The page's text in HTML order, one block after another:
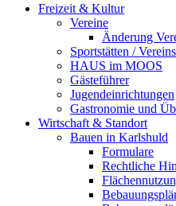
Freizeit & Kultur
Vereine
Änderung
Sportstätten /
HAUS im MOOS
Gästeführer
Jugendeinrichtungen
Gastronomie und
Wirtschaft & Standort
Bauen in Karlshuld
Formulare
Rechtliche